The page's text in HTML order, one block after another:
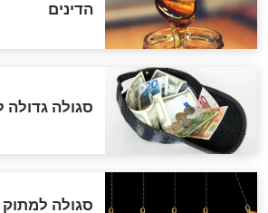
אחרית הימים
האם אפשר לחשב